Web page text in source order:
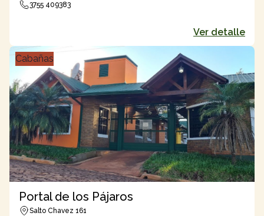
3755 409383
Ver detalle
Cabañas
Portal de los Pájaros
Salto Chavez 161